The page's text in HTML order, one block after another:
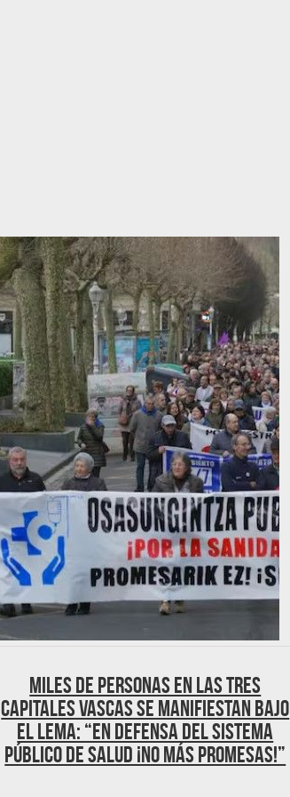
Miles de personas en las tres
capitales vascas se manifiestan bajo
el lema: “EN DEFENSA DEL SISTEMA
PÚBLICO DE SALUD ¡NO MÁS PROMESAS!”